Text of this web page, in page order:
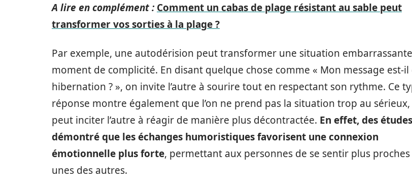
A lire en complément : Comment un cabas de plage résistant au sable peut
transformer vos sorties à la plage ?
Par exemple, une autodérision peut transformer une situation
moment de complicité. En disant quelque chose comme « Mon message est-il
hibernation ? », on invite l’autre à sourire tout en respectant son rythme. Ce
réponse montre également que l’on ne prend pas la situation trop au sérieux,
peut inciter l’autre à réagir de manière plus décontractée. En effet, des
démontré que les échanges humoristiques favorisent une connexion
émotionnelle plus forte, permettant aux personnes de se sentir plus proches
unes des autres.